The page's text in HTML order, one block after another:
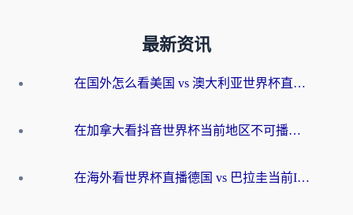
最新资讯
在国外怎么看美国 vs 澳大利亚世界杯直播？海外党必藏的中文解说观赛指南
在加拿大看抖音世界杯当前地区不可播放？海外党体育观赛终极指南
在海外看世界杯直播德国 vs 巴拉圭当前IP受限制？这篇指南帮你轻松解决地区限制